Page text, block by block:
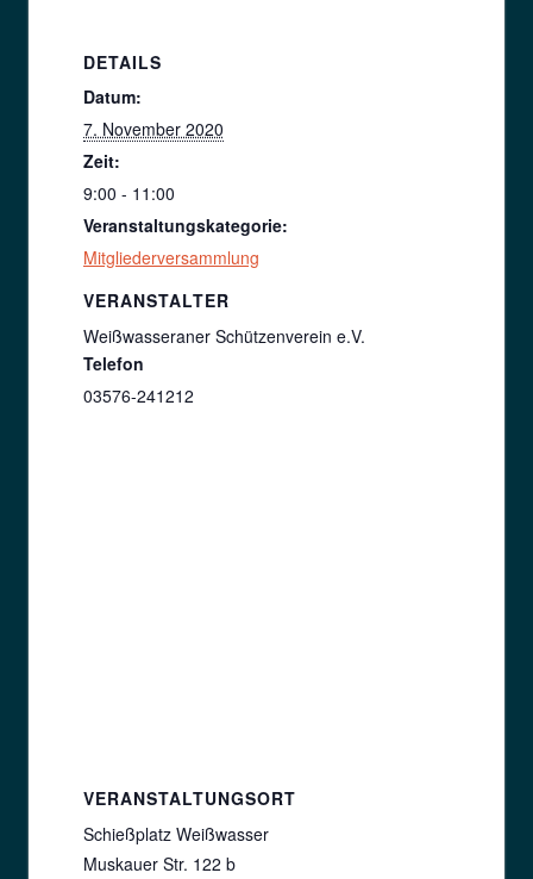
DETAILS
Datum:
7. November 2020
Zeit:
9:00 - 11:00
Veranstaltungskategorie:
Mitgliederversammlung
VERANSTALTER
Weißwasseraner Schützenverein e.V.
Telefon
03576-241212
VERANSTALTUNGSORT
Schießplatz Weißwasser
Muskauer Str. 122 b